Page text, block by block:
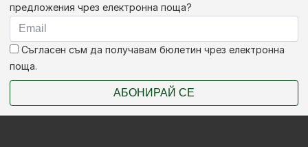
предложения чрез електронна поща?
Съгласен съм да получавам бюлетин чрез електронна
поща.
АБОНИРАЙ СЕ